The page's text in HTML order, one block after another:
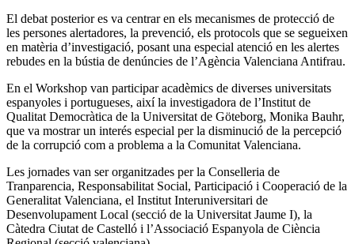
El debat posterior es va centrar en els mecanismes de protecció de
les persones alertadores, la prevenció, els protocols que se segueixen
en matèria d’investigació, posant una especial atenció en les alertes
rebudes en la bústia de denúncies de l’Agència Valenciana Antifrau.
En el Workshop van participar acadèmics de diverses universitats
espanyoles i portugueses, així la investigadora de l’Institut de
Qualitat Democràtica de la Universitat de Göteborg, Monika Bauhr,
que va mostrar un interés especial per la disminució de la percepció
de la corrupció com a problema a la Comunitat Valenciana.
Les jornades van ser organitzades per la Conselleria de
Tranparencia, Responsabilitat Social, Participació i Cooperació de la
Generalitat Valenciana, el Institut Interuniversitari de
Desenvolupament Local (secció de la Universitat Jaume I), la
Càtedra Ciutat de Castelló i l’Associació Espanyola de Ciència